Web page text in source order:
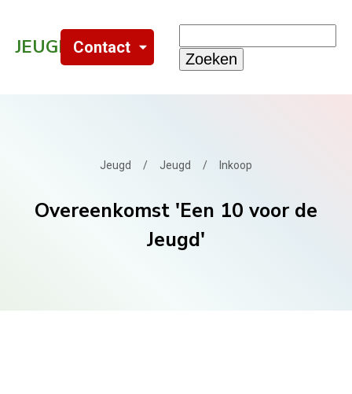
JEUGD WMO.NL
Contact
for:
Jeugd / Jeugd / Inkoop
Overeenkomst 'Een 10 voor de
Jeugd'